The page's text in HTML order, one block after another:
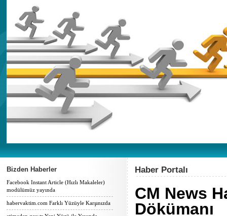
Bizden Haberler
Facebook Instant Article (Hızlı Makaleler)
modülümüz yayında
habervaktim.com Farklı Yüzüyle Karşınızda
Haber Portalı
CM News
Dökümanı